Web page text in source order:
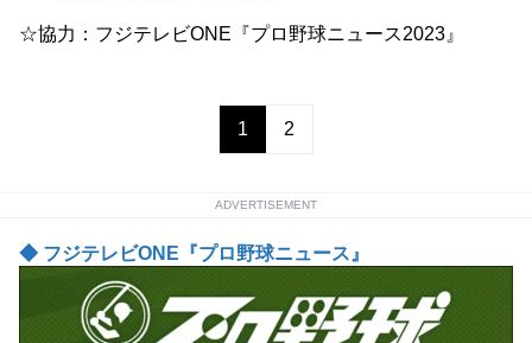
☆協力：フジテレビONE『プロ野球ニュース2023』
1 2
ADVERTISEMENT
◆ フジテレビONE『プロ野球ニュース』